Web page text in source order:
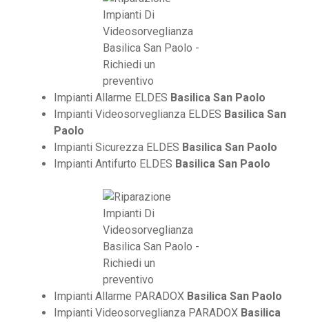
Impianti Allarme ELDES Basilica San Paolo
Impianti Videosorveglianza ELDES Basilica San
Paolo
Impianti Sicurezza ELDES Basilica San Paolo
Impianti Antifurto ELDES Basilica San Paolo
Impianti Allarme PARADOX Basilica San Paolo
Impianti Videosorveglianza PARADOX Basilica